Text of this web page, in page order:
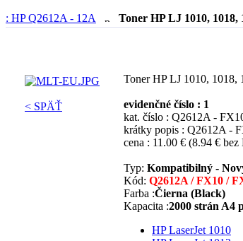
: HP Q2612A - 12A Toner HP LJ 1010, 1018,
< SPÄŤ
Toner HP LJ 1010, 1018,
evidenčné číslo : 1
kat. číslo : Q2612A -
krátky popis : Q2612A -
cena : 11.00 € (8.94 € bez
Typ: Kompatibilný -
Kód: Q2612A / FX10 /
Farba :Čierna (Black)
Kapacita :2000 strán A4
HP LaserJet 1010